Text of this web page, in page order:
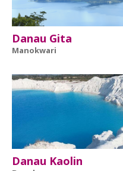
Danau Gita
Manokwari
Danau Kaolin